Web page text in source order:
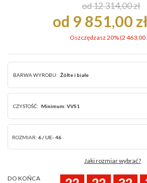
od 12 314,00 zł
od 9 851,00
Oszczędzasz 20% (2 463,00
BARWA WYROBU: Żółte i białe
CZYSTOŚĆ: Minimum: VVS1
ROZMIAR: 6 / UE- 46
Jaki rozmiar wybrać?
DO KOŃCA